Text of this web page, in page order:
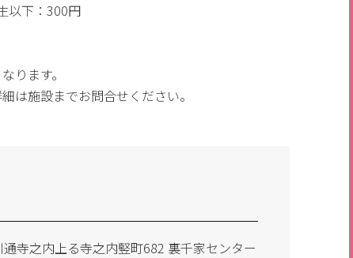
以下：300円
ります。
は施設までお問合せください。
寺之内上る寺之内竪町682 裏千家センター